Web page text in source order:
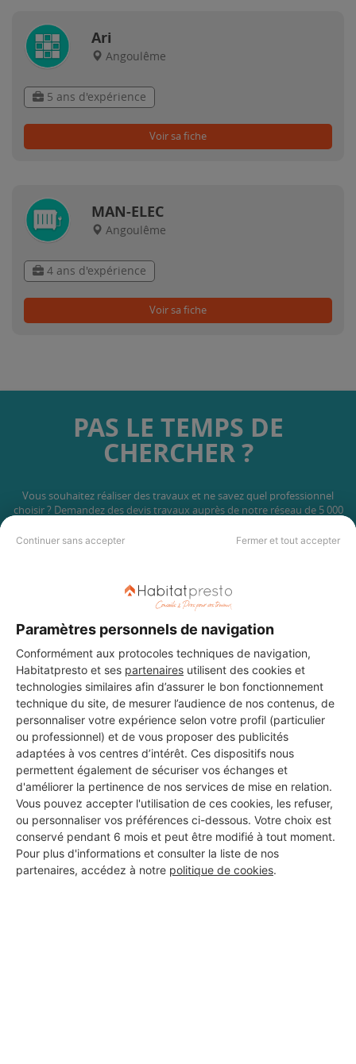
Continuer sans accepter Fermer et tout accepter
Paramètres personnels de navigation
Conformément aux protocoles techniques de navigation,
Habitatpresto et ses partenaires utilisent des cookies et
technologies similaires afin d’assurer le bon fonctionnement
technique du site, de mesurer l’audience de nos contenus, de
personnaliser votre expérience selon votre profil (particulier
ou professionnel) et de vous proposer des publicités
adaptées à vos centres d’intérêt. Ces dispositifs nous
permettent également de sécuriser vos échanges et
d'améliorer la pertinence de nos services de mise en relation.
Vous pouvez accepter l'utilisation de ces cookies, les refuser,
ou personnaliser vos préférences ci-dessous. Votre choix est
conservé pendant 6 mois et peut être modifié à tout moment.
Pour plus d'informations et consulter la liste de nos
partenaires, accédez à notre politique de cookies.
Ari
Angoulême
5 ans d'expérience
Voir sa fiche
MAN-ELEC
Angoulême
4 ans d'expérience
Voir sa fiche
PAS LE TEMPS DE
CHERCHER ?
Vous souhaitez réaliser des travaux et ne savez quel professionnel
choisir ? Demandez des devis travaux auprès de notre réseau de 5 000
DEMANDER UN DEVIS